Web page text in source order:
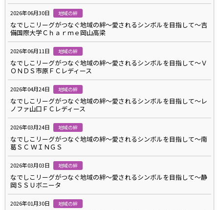
2026年06月30日 地域の絆
なでしこリーグがつなぐ地域の絆～愛されるシンボルを目指して～吉
備国際大学Ｃｈａｒｍｅ岡山高梁
2026年06月11日 地域の絆
なでしこリーグがつなぐ地域の絆～愛されるシンボルを目指して～Ｖ
ＯＮＤＳ市原ＦＣレディース
2026年04月24日 地域の絆
なでしこリーグがつなぐ地域の絆～愛されるシンボルを目指して～レ
ノファ山口ＦＣレディース
2026年03月24日 地域の絆
なでしこリーグがつなぐ地域の絆～愛されるシンボルを目指して～南
葛ＳＣ ＷＩＮＧＳ
2026年03月03日 地域の絆
なでしこリーグがつなぐ地域の絆～愛されるシンボルを目指して～静
岡ＳＳＵボニータ
2026年01月30日 地域の絆